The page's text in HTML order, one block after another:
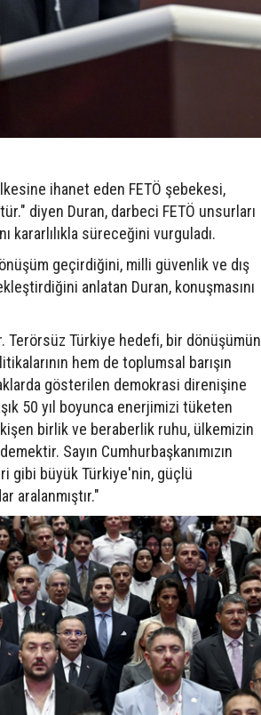
ihanet eden FETÖ şebekesi,
diyen Duran, darbeci FETÖ unsurları
kararlılıkla süreceğini vurguladı.
geçirdiğini, milli güvenlik ve dış
anlatan Duran, konuşmasını
Türkiye hedefi, bir dönüşümün
hem de toplumsal barışın
gösterilen demokrasi direnişine
50 yıl boyunca enerjimizi tüketen
birlik ve beraberlik ruhu, ülkemizin
Sayın Cumhurbaşkanımızın
gibi büyük Türkiye'nin, güçlü
aralanmıştır."